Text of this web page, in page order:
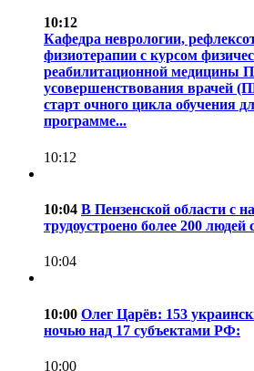
10:12
Кафедра неврологии,
физиотерапии с курсом
реабилитационной медицины
усовершенствования врачей
старт очного цикла обучения
программе...
10:12
10:04 В Пензенской области с
трудоустроено более 200
10:04
10:00 Олег Царёв: 153
ночью над 17 субъектами РФ:
10:00